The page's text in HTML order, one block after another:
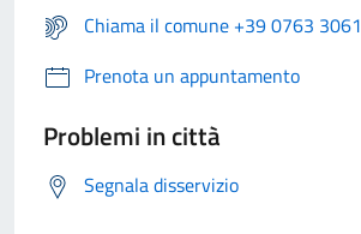
Chiama il comune +39 0763 3061
Prenota un appuntamento
Problemi in città
Segnala disservizio